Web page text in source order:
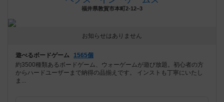
福井県敦賀市本町2-12−3
お知らせはありません
遊べるボードゲーム
1565個
約3500種類あるボードゲーム、ウォーゲームが遊び放題。初心者の方
からハードユーザーまで納得の品揃えです。 インストも丁寧にいたし
ま...